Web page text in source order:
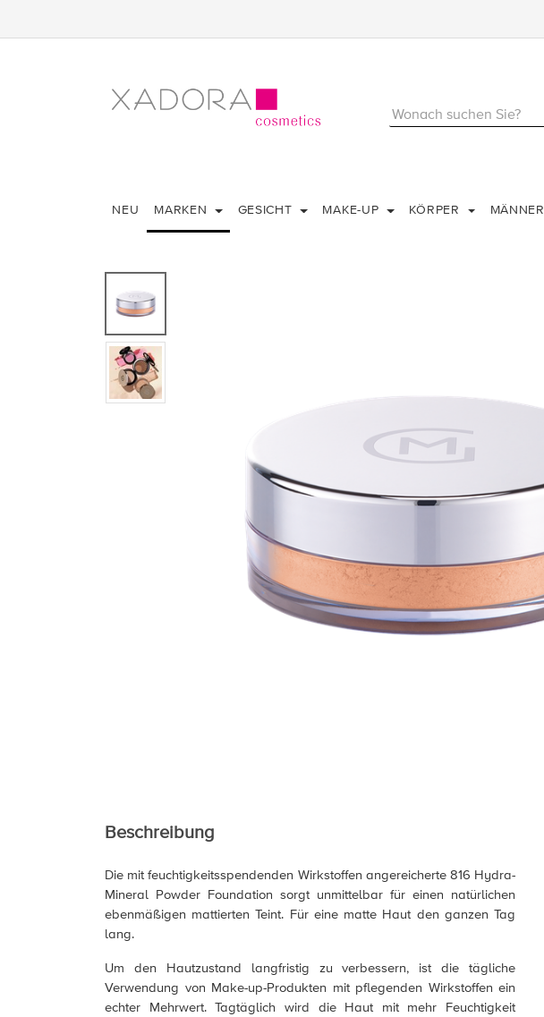
NEU MARKEN GESICHT MAKE-UP KÖRPER MÄNNER
Beschreibung
Die mit feuchtigkeitsspendenden Wirkstoffen angereicherte 816 Hydra-
Mineral Powder Foundation sorgt unmittelbar für einen natürlichen
ebenmäßigen mattierten Teint. Für eine matte Haut den ganzen Tag
lang.
Um den Hautzustand langfristig zu verbessern, ist die tägliche
Verwendung von Make-up-Produkten mit pflegenden Wirkstoffen ein
echter Mehrwert. Tagtäglich wird die Haut mit mehr Feuchtigkeit